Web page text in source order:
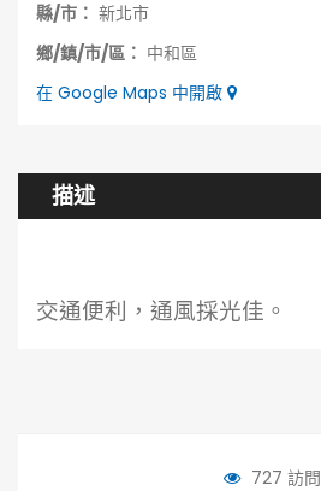
描述
交通便利，通風採光佳。
縣/市： 新北市
鄉/鎮/市/區： 中和區
在 Google Maps 中開啟
727 訪問